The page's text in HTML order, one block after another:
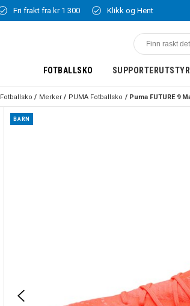
Fri frakt fra kr 1 300 Klikk og Hent
FOTBALLSKO SUPPORTERUTSTYR
Fotballsko Merker PUMA Fotballsko
BARN